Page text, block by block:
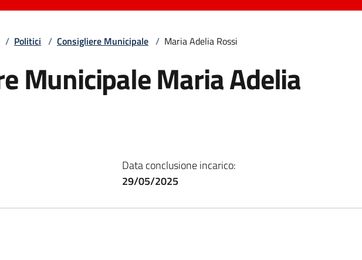
/ Politici / Consigliere Municipale / Maria Adelia Rossi
Municipale Maria Adelia
Data conclusione incarico:
29/05/2025